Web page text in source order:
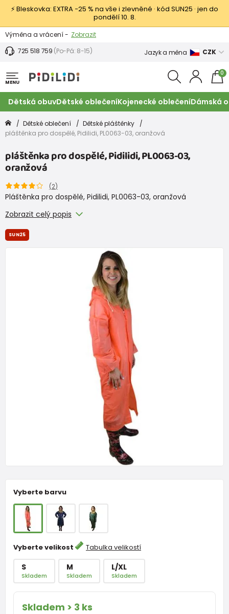
⚡ Bleskovka: EXTRA −25 % na vše i zlevněné · kód SUN25 · jen do
pondělí 10. 8.
Výměna a vrácení - Zobrazit
Sleva 100 Kč na první nákup -
725 518 759 (Po-Pá: 8-15) Jazyk a měna CZK
MENU
0
Dětská obuvDětské oblečeníKojenecké oblečeníDámská
Dětské oblečení
Dětské pláštěnky
pláštěnka pro dospělé, Pidilidi, PL0063-03, oranžová
pláštěnka pro dospělé, Pidilidi, PL0063-03,
oranžová
(2)
Pláštěnka pro dospělé, Pidilidi, PL0063-03, oranžová
Zobrazit celý popis
Vyberte barvu
Vyberte velikost Tabulka velikostí
S
Skladem
M
Skladem
L/XL
Skladem
Skladem > 3 ks
SUN25